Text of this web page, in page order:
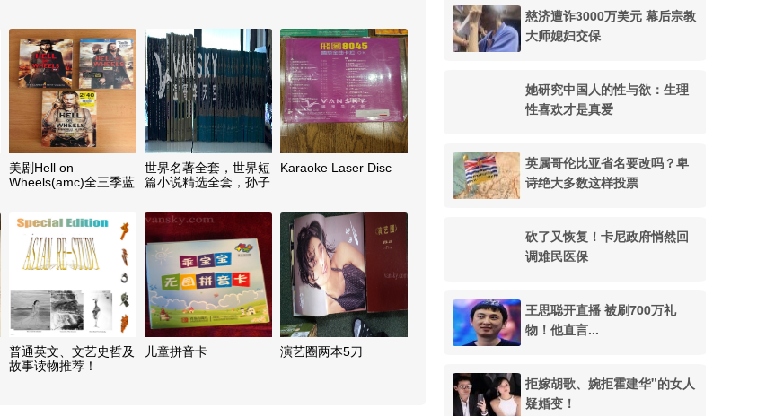
慈济遭诈3000万美元 幕后宗教
大师媳妇交保
她研究中国人的性与欲：生理
性喜欢才是真爱
英属哥伦比亚省名要改吗？卑
诗绝大多数这样投票
砍了又恢复！卡尼政府悄然回
调难民医保
王思聪开直播 被刷700万礼
物！他直言...
拒嫁胡歌、婉拒霍建华"的女人
疑婚变！
美剧Hell on
Wheels(amc)全三季蓝
世界名著全套，世界短
篇小说精选全套，孙子
Karaoke Laser Disc
普通英文、文艺史哲及
故事读物推荐！
儿童拼音卡 演艺圈两本5刀